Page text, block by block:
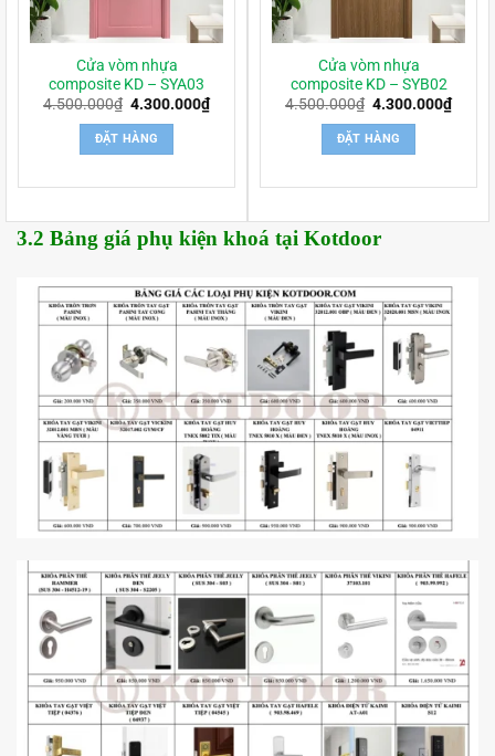
Cửa vòm nhựa
composite KD – SYA03
4.500.000₫ Giá
là:
4.500.000₫.
4.300.000₫Giá
hiện
ĐẶT HÀNG
Cửa vòm nhựa
composite KD – SYB02
4.500.000₫ Giá
là:
4.500.000₫.
4.300.000₫Giá
hiện
ĐẶT HÀNG
3.2 Bảng giá phụ kiện khoá tại Kotdoor